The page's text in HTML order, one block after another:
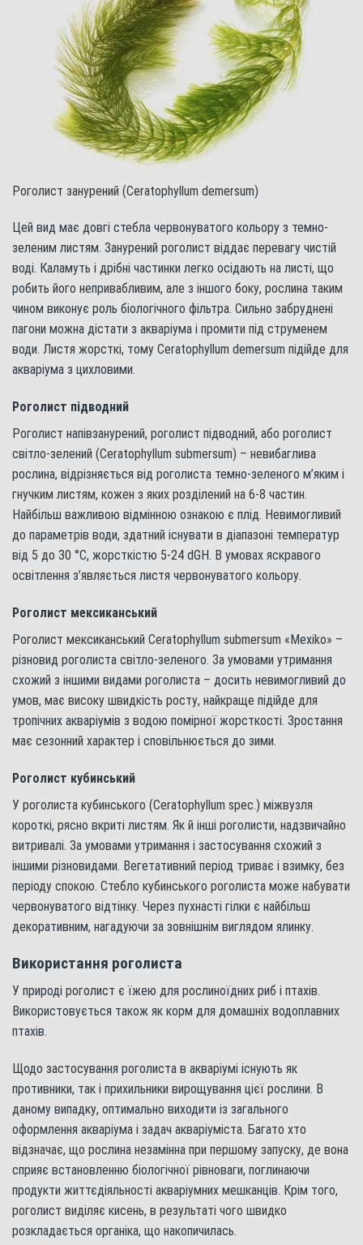
Роголист занурений (Ceratophyllum demersum)
Цей вид має довгі стебла червонуватого кольору з темно-
зеленим листям. Занурений роголист віддає перевагу чистій
воді. Каламуть і дрібні частинки легко осідають на листі, що
робить його непривабливим, але з іншого боку, рослина таким
чином виконує роль біологічного фільтра. Сильно забруднені
пагони можна дістати з акваріума і промити під струменем
води. Листя жорсткі, тому Ceratophyllum demersum підійде для
акваріума з цихловими.
Роголист підводний
Роголист напівзанурений, роголист підводний, або роголист
світло-зелений (Ceratophyllum submersum) – невибаглива
рослина, відрізняється від роголиста темно-зеленого м’яким і
гнучким листям, кожен з яких розділений на 6-8 частин.
Найбільш важливою відмінною ознакою є плід. Невимогливий
до параметрів води, здатний існувати в діапазоні температур
від 5 до 30 °С, жорсткістю 5-24 dGH. В умовах яскравого
освітлення з’являється листя червонуватого кольору.
Роголист мексиканський
Роголист мексиканський Ceratophyllum submersum «Mexiko» –
різновид роголиста світло-зеленого. За умовами утримання
схожий з іншими видами роголиста – досить невимогливий до
умов, має високу швидкість росту, найкраще підійде для
тропічних акваріумів з водою помірної жорсткості. Зростання
має сезонний характер і сповільнюється до зими.
Роголист кубинський
У роголиста кубинського (Ceratophyllum spec.) міжвузля
короткі, рясно вкриті листям. Як й інші роголисти, надзвичайно
витривалі. За умовами утримання і застосування схожий з
іншими різновидами. Вегетативний період триває і взимку, без
періоду спокою. Стебло кубинського роголиста може набувати
червонуватого відтінку. Через пухнасті гілки є найбільш
декоративним, нагадуючи за зовнішнім виглядом ялинку.
Використання роголиста
У природі роголист є їжею для рослиноїдних риб і птахів.
Використовується також як корм для домашніх водоплавних
птахів.
Щодо застосування роголиста в акваріумі існують як
противники, так і прихильники вирощування цієї рослини. В
даному випадку, оптимально виходити із загального
оформлення акваріума і задач акваріуміста. Багато хто
відзначає, що рослина незамінна при першому запуску, де вона
сприяє встановленню біологічної рівноваги, поглинаючи
продукти життєдіяльності акваріумних мешканців. Крім того,
роголист виділяє кисень, в результаті чого швидко
розкладається органіка, що накопичилась.